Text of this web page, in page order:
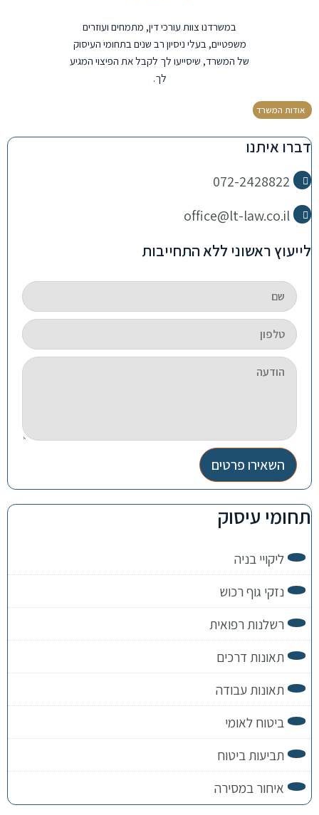
במשרדנו צוות עורכי דין, מתמחים ועוזרים
משפטיים, בעלי ניסיון רב שנים בתחומי העיסוק
של המשרד, שיסייעו לך לקבל את הפיצוי המגיע
לך.
אודות המשרד
דברו איתנו
072-2428822
office@lt-law.co.il
לייעוץ ראשוני ללא התחייבות
השאירו פרטים
תחומי עיסוק
ליקויי בניה
נזקי גוף רכוש
רשלנות רפואית
תאונות דרכים
תאונות עבודה
ביטוח לאומי
תביעות ביטוח
איחור במסירה